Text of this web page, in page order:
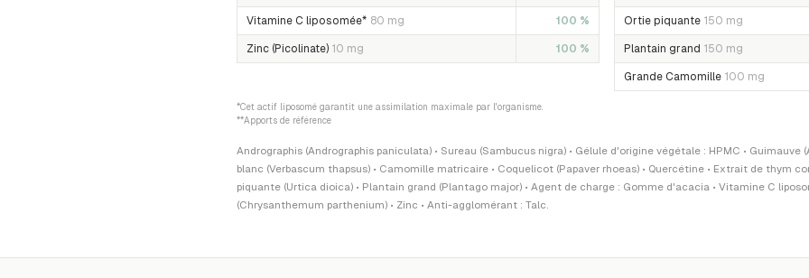
Vitamine C liposomée* 80 mg 100 %
Zinc (Picolinate) 10 mg 100 %
Ortie piquante 150 mg
Plantain grand 150 mg
Grande Camomille 100 mg
*Cet actif liposomé garantit une assimilation maximale par l'organisme.
**Apports de référence
Andrographis (Andrographis paniculata) • Sureau (Sambucus nigra) • Gélule d'origine végétale : HPMC • Guimauve
blanc (Verbascum thapsus) • Camomille matricaire • Coquelicot (Papaver rhoeas) • Quercétine • Extrait de thym
piquante (Urtica dioica) • Plantain grand (Plantago major) • Agent de charge : Gomme d'acacia • Vitamine C
(Chrysanthemum parthenium) • Zinc • Anti-agglomérant : Talc.